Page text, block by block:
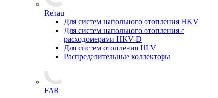
Rehau
Для систем напольного отопления HKV
Для систем напольного отопления с
расходомерами HKV-D
Для систем отопления HLV
Распределительные коллекторы
FAR